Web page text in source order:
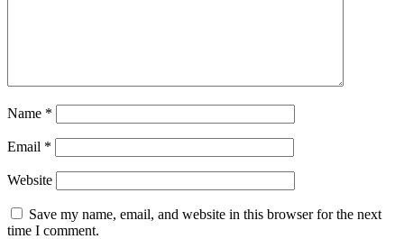
Name *
Email *
Website
Save my name, email, and website in this browser for the next
time I comment.